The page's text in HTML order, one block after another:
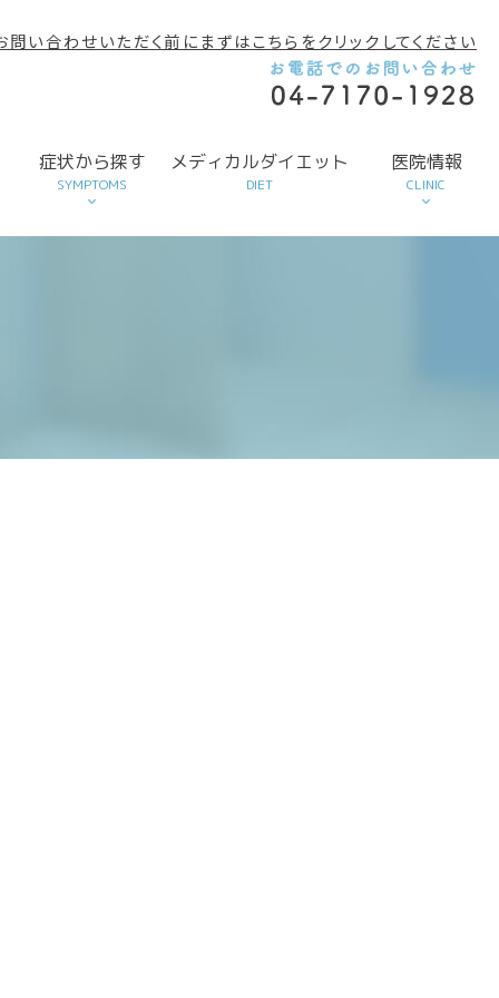
問い合わせいただく前にまずはこちらをクリックしてください
症状から探す
SYMPTOMS
メディカルダイエット
DIET
医院情報
CLINIC